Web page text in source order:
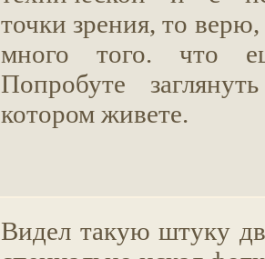
точки зрения, то
много того. что
Попробуте
котором живете.
Видел такую штуку